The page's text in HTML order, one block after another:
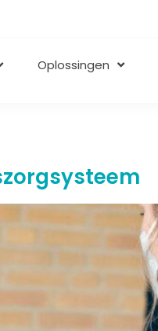
Oplossingen